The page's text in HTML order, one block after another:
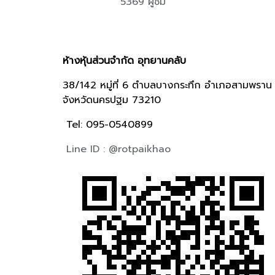
ห้างหุ้นส่วนจำกัด อุทยานคลับ
38/142 หมู่ที่ 6 ตำบลบางกระทึก อำเภอสามพราน
จังหวัดนครปฐม 73210
Tel: 095-0540899
Line ID : @rotpaikhao